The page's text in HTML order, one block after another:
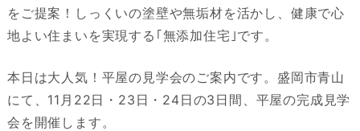
をご提案！しっくいの塗壁や無垢材を活かし、健康で心
地よい住まいを実現する｢無添加住宅｣です。
本日は大人気！平屋の見学会のご案内です。盛岡市青山
にて、11月22日・23日・24日の3日間、平屋の完成見学
会を開催します。